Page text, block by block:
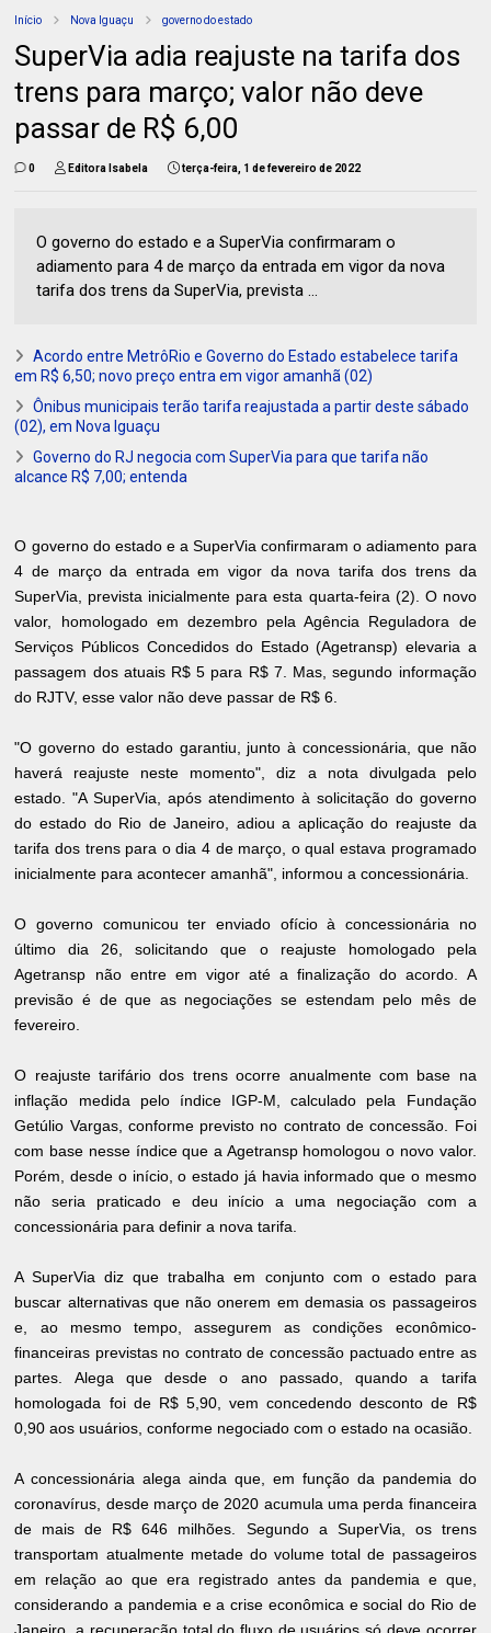
Início Nova Iguaçu governo do estado
SuperVia adia reajuste na tarifa dos
trens para março; valor não deve
passar de R$ 6,00
0 Editora Isabela terça-feira, 1 de fevereiro de 2022
O governo do estado e a SuperVia confirmaram o
adiamento para 4 de março da entrada em vigor da nova
tarifa dos trens da SuperVia, prevista ...
Acordo entre MetrôRio e Governo do Estado estabelece tarifa
em R$ 6,50; novo preço entra em vigor amanhã (02)
Ônibus municipais terão tarifa reajustada a partir deste sábado
(02), em Nova Iguaçu
Governo do RJ negocia com SuperVia para que tarifa não
alcance R$ 7,00; entenda
O governo do estado e a SuperVia confirmaram o adiamento para
4 de março da entrada em vigor da nova tarifa dos trens da
SuperVia, prevista inicialmente para esta quarta-feira (2). O novo
valor, homologado em dezembro pela Agência Reguladora de
Serviços Públicos Concedidos do Estado (Agetransp) elevaria a
passagem dos atuais R$ 5 para R$ 7. Mas, segundo informação
do RJTV, esse valor não deve passar de R$ 6.
"O governo do estado garantiu, junto à concessionária, que não
haverá reajuste neste momento", diz a nota divulgada pelo
estado. "A SuperVia, após atendimento à solicitação do governo
do estado do Rio de Janeiro, adiou a aplicação do reajuste da
tarifa dos trens para o dia 4 de março, o qual estava programado
inicialmente para acontecer amanhã", informou a concessionária.
O governo comunicou ter enviado ofício à concessionária no
último dia 26, solicitando que o reajuste homologado pela
Agetransp não entre em vigor até a finalização do acordo. A
previsão é de que as negociações se estendam pelo mês de
fevereiro.
O reajuste tarifário dos trens ocorre anualmente com base na
inflação medida pelo índice IGP-M, calculado pela Fundação
Getúlio Vargas, conforme previsto no contrato de concessão. Foi
com base nesse índice que a Agetransp homologou o novo valor.
Porém, desde o início, o estado já havia informado que o mesmo
não seria praticado e deu início a uma negociação com a
concessionária para definir a nova tarifa.
A SuperVia diz que trabalha em conjunto com o estado para
buscar alternativas que não onerem em demasia os passageiros
e, ao mesmo tempo, assegurem as condições econômico-
financeiras previstas no contrato de concessão pactuado entre as
partes. Alega que desde o ano passado, quando a tarifa
homologada foi de R$ 5,90, vem concedendo desconto de R$
0,90 aos usuários, conforme negociado com o estado na ocasião.
A concessionária alega ainda que, em função da pandemia do
coronavírus, desde março de 2020 acumula uma perda financeira
de mais de R$ 646 milhões. Segundo a SuperVia, os trens
transportam atualmente metade do volume total de passageiros
em relação ao que era registrado antes da pandemia e que,
considerando a pandemia e a crise econômica e social do Rio de